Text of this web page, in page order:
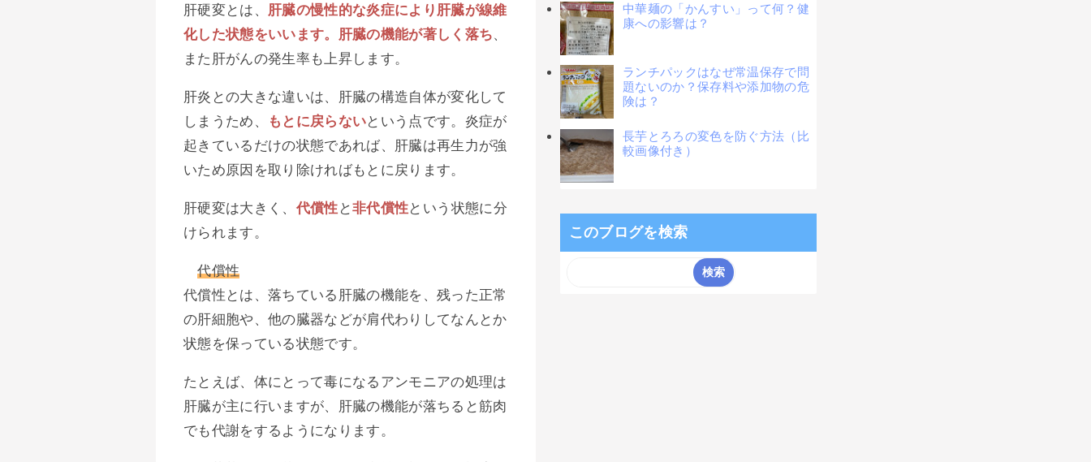
肝硬変とは、 肝臓の慢性的な炎症により肝臓が線維
化した状態をいいます。肝臓の機能が著しく落ち、
また肝がんの発生率も上昇します。
肝炎との大きな違いは、肝臓の構造自体が変化して
しまうため、
もとに戻らないという点です。炎症が
起きているだけの状態であれば、肝臓は再生力が強
いため原因を取り除ければもとに戻ります。
肝硬変は大きく、 代償性 と非代償性という状態に分
けられます。
代償性
代償性とは、落ちている肝臓の機能を、残った正常
の肝細胞や、他の臓器などが肩代わりしてなんとか
状態を保っている状態です。
たとえば、体にとって毒になるアンモニアの処理は
肝臓が主に行いますが、肝臓の機能が落ちると筋肉
でも代謝をするようになります。
中華麺の「かんすい」って何？健
康への影響は？
ランチパックはなぜ常温保存で問
題ないのか？保存料や添加物の危
険は？
長芋とろろの変色を防ぐ方法（比
較画像付き）
このブログを検索